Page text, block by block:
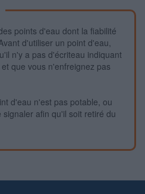
points d'eau dont la fiabilité
d'utiliser un point d'eau,
n'y a pas d'écriteau indiquant
que vous n'enfreignez pas
d'eau n'est pas potable, ou
afin qu'il soit retiré du